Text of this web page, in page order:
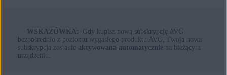
WSKAZÓWKA:
Gdy kupisz nową subskrypcję AVG
bezpośrednio z poziomu wygasłego produktu AVG, Twoja nowa
subskrypcja zostanie aktywowana automatyczniena bieżącym
urządzeniu.